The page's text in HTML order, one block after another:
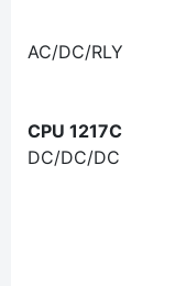
AC/DC/RLY
CPU 1217C
DC/DC/DC